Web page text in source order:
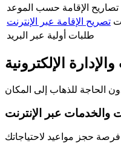
الإقامة حسب الموعد
تصريح الإقامة عبر الإنترنت
طلبات أولية عبر البريد
الإلكترونية
والخدمات عبر الإنترنت